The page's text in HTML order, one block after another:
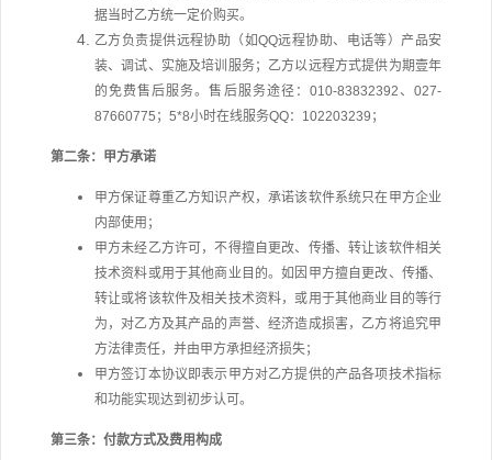
据当时乙方统一定价购买。
乙方负责提供远程协助（如QQ远程协助、电话等）产品安
装、调试、实施及培训服务；乙方以远程方式提供为期壹年
的免费售后服务。售后服务途径： 010-83832392、027-
87660775； 5*8小时在线服务QQ：102203239；
第二条：甲方承诺
甲方保证尊重乙方知识产权，承诺该软件系统只在甲方企业
内部使用；
甲方未经乙方许可，不得擅自更改、传播、转让该软件相关
技术资料或用于其他商业目的。如因甲方擅自更改、传播、
转让或将该软件及相关技术资料，或用于其他商业目的等行
为，对乙方及其产品的声誉、经济造成损害，乙方将追究甲
方法律责任，并由甲方承担经济损失；
甲方签订本协议即表示甲方对乙方提供的产品各项技术指标
和功能实现达到初步认可。
第三条：付款方式及费用构成